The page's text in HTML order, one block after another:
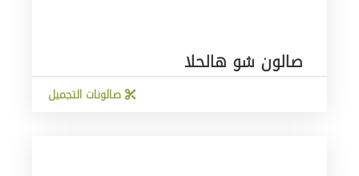
صالون شو هالحلا
صالونات التجميل